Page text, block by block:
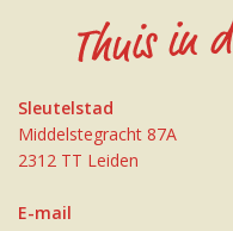
Sleutelstad
Middelstegracht 87A
2312 TT Leiden
E-mail